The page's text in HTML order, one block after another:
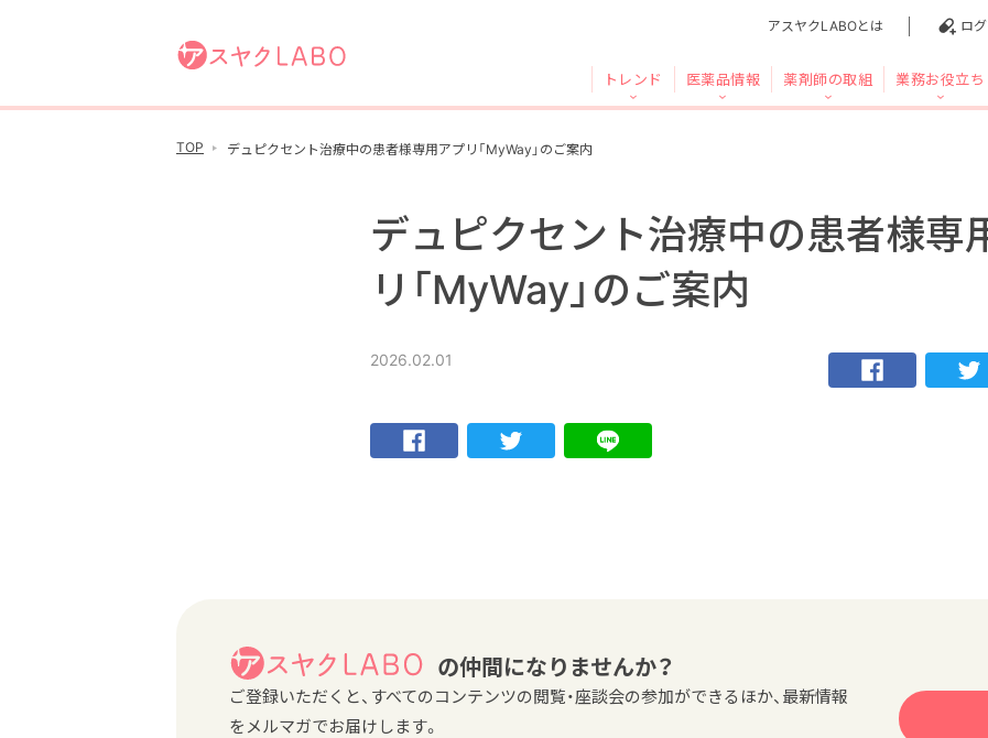
アスヤクLABOとは ロ
トレンド 医薬品情報 薬剤師の取組 業務お役立ち
TOP デュピクセント治療中の患者様専用アプリ「MyWay」のご案内
デュピクセント治療中の患者様専
リ「MyWay」のご案内
2026.02.01
の仲間になりませんか？
ご登録いただくと、すべてのコンテンツの閲覧・座談会の参加ができるほか、最新情報
をメルマガでお届けします。